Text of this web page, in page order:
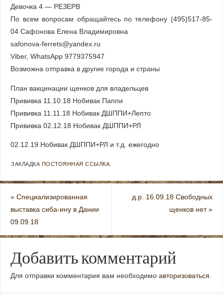
Девочка 4 — РЕЗЕРВ
По всем вопросам обращайтесь по телефону (495)517-85-
04 Сафонова Елена Владимировна
safonova-ferrets@yandex.ru
Viber, WhatsApp 9779375947
Возможна отправка в другие города и страны
План вакцинации щенков для владельцев
Прививка 11.10.18 Нобивак Паппи
Прививка 11.11.18 Нобивак ДШППИ+Лепто
Прививка 02.12.18 Нобивак ДШППИ+РЛ
02.12.19 Нобивак ДШППИ+РЛ и т.д. ежегодно
ЗАКЛАДКА ПОСТОЯННАЯ ССЫЛКА
« Специализированная
выставка сиба-ину в Дании
09.09.18
д.р. 16.09.18 Свободных
щенков нет »
Добавить комментарий
Для отправки комментария вам необходимоавторизоваться.